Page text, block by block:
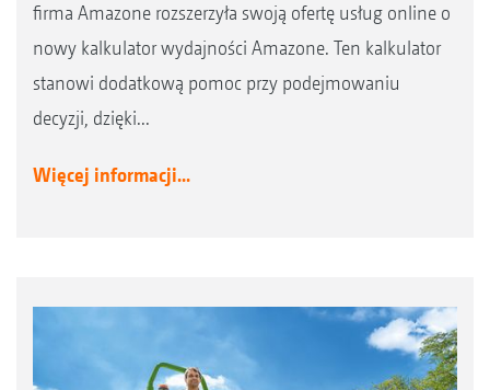
firma Amazone rozszerzyła swoją ofertę usług online o
nowy kalkulator wydajności Amazone. Ten kalkulator
stanowi dodatkową pomoc przy podejmowaniu
decyzji, dzięki...
Więcej informacji...